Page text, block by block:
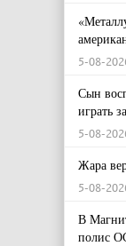
5-08-
Сын
играть
5-08-
Жара
5-08-
В
полис